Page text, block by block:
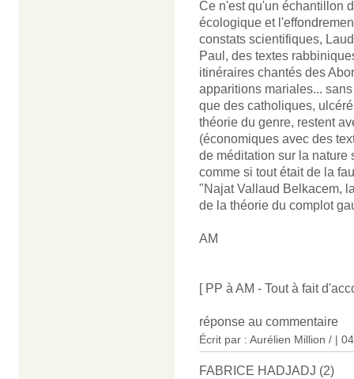
Ce n'est qu'un échantillon
écologique et
constats scientifiques,
Paul, des textes
itinéraires chantés des
apparitions mariales...
que des catholiques,
théorie du genre, restent
(économiques avec des
de méditation sur la nature
comme si tout était de la
"Najat Vallaud Belkacem,
de la théorie du complot
AM
[ PP à AM - Tout à fait
réponse au commentaire
Écrit par : Aurélien Million / |
FABRICE HADJADJ (2)